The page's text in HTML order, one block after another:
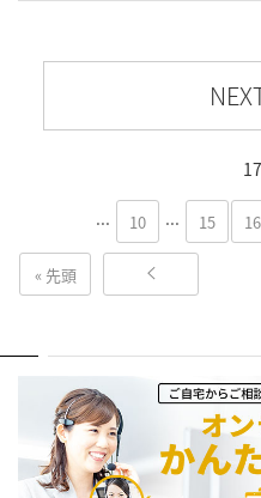
« 先頭
... 10 ... 15 16